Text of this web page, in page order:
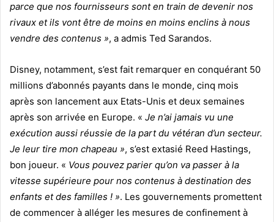
parce que nos fournisseurs sont en train de devenir nos
rivaux et ils vont être de moins en moins enclins à nous
vendre des contenus », a admis Ted Sarandos.
Disney, notamment, s’est fait remarquer en conquérant 50
millions d’abonnés payants dans le monde, cinq mois
après son lancement aux Etats-Unis et deux semaines
après son arrivée en Europe. « Je n’ai jamais vu une
exécution aussi réussie de la part du vétéran d’un secteur.
Je leur tire mon chapeau », s’est extasié Reed Hastings,
bon joueur. « Vous pouvez parier qu’on va passer à la
vitesse supérieure pour nos contenus à destination des
enfants et des familles ! ». Les gouvernements promettent
de commencer à alléger les mesures de confinement à